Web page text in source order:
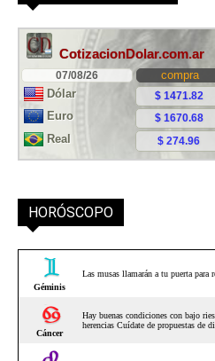
HORÓSCOPO